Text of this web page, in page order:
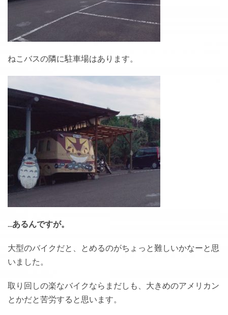
ねこバスの隣に駐車場はあります。
…あるんですが。
大型のバイクだと、とめるのがちょっと難しいかなーと思
いました。
取り回しの楽なバイクならまだしも、大きめのアメリカン
とかだと苦労すると思います。